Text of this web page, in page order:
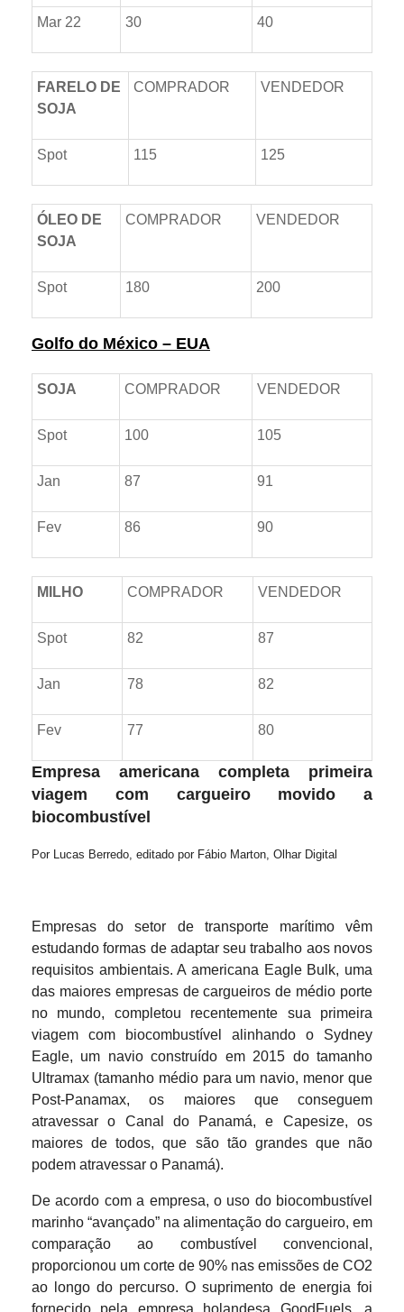
Mar 22 30 40
FARELO DE
SOJA
COMPRADOR VENDEDOR
Spot 115 125
ÓLEO DE
SOJA
COMPRADOR VENDEDOR
Spot 180 200
Golfo do México – EUA
SOJA COMPRADOR VENDEDOR
Spot 100 105
Jan 87 91
Fev 86 90
MILHO COMPRADOR VENDEDOR
Spot 82 87
Jan 78 82
Fev 77 80
Empresa americana completa primeira
viagem com cargueiro movido a
biocombustível
Por Lucas Berredo, editado por Fábio Marton, Olhar Digital
Empresas do setor de transporte marítimo vêm
estudando formas de adaptar seu trabalho aos novos
requisitos ambientais. A americana Eagle Bulk, uma
das maiores empresas de cargueiros de médio porte
no mundo, completou recentemente sua primeira
viagem com biocombustível alinhando o Sydney
Eagle, um navio construído em 2015 do tamanho
Ultramax (tamanho médio para um navio, menor que
Post-Panamax, os maiores que conseguem
atravessar o Canal do Panamá, e Capesize, os
maiores de todos, que são tão grandes que não
podem atravessar o Panamá).
De acordo com a empresa, o uso do biocombustível
marinho “avançado” na alimentação do cargueiro, em
comparação ao combustível convencional,
proporcionou um corte de 90% nas emissões de CO2
ao longo do percurso. O suprimento de energia foi
fornecido pela empresa holandesa GoodFuels, a